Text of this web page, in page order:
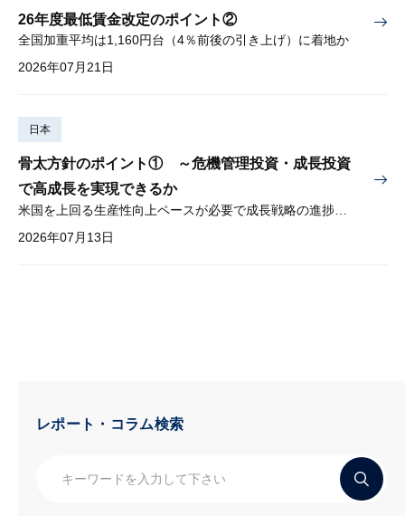
26年度最低賃金改定のポイント②
全国加重平均は1,160円台（4％前後の引き上げ）に着地か
2026年07月21日
日本
骨太方針のポイント① ～危機管理投資・成長投資
で高成長を実現できるか
2026年07月13日
レポート・コラム検索